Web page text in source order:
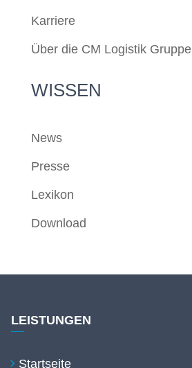
Karriere
Über die CM Logistik Gruppe
WISSEN
News
Presse
Lexikon
Download
LEISTUNGEN
Startseite